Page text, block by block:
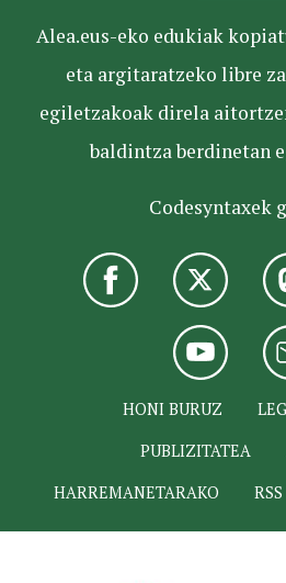
Alea.eus-eko edukiak
eta argitaratzeko libre
egiletzakoak direla
baldintza berdinetan
Codesyntaxek
HONI BURUZ
PUBLIZITATEA
HARREMANETARAKO
RSS